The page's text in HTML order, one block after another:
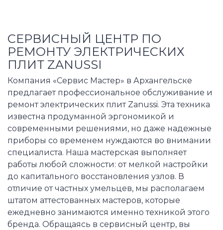
СЕРВИСНЫЙ ЦЕНТР ПО
РЕМОНТУ ЭЛЕКТРИЧЕСКИХ
ПЛИТ ZANUSSI
Компания «Сервис Мастер» в Архангельске
предлагает профессиональное обслуживание и
ремонт электрических плит Zanussi. Эта техника
известна продуманной эргономикой и
современными решениями, но даже надежные
приборы со временем нуждаются во внимании
специалиста. Наша мастерская выполняет
работы любой сложности: от мелкой настройки
до капитального восстановления узлов. В
отличие от частных умельцев, мы располагаем
штатом аттестованных мастеров, которые
ежедневно занимаются именно техникой этого
бренда. Обращаясь в сервисный центр, вы